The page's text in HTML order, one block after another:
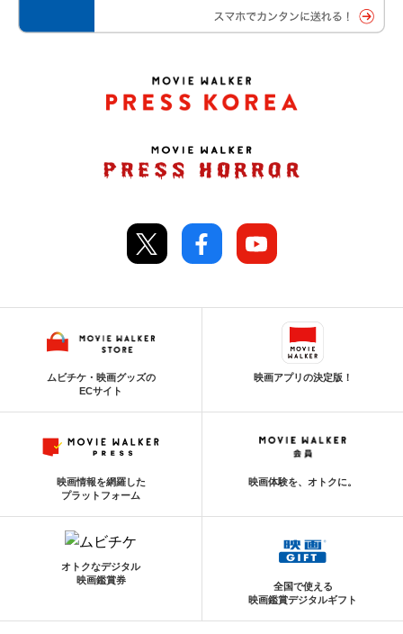
ムビチケ・映画グッズの
ECサイト
映画アプリの決定版！
映画情報を網羅した
プラットフォーム
映画体験を、オトクに。
オトクなデジタル
映画鑑賞券
全国で使える
映画鑑賞デジタルギフト